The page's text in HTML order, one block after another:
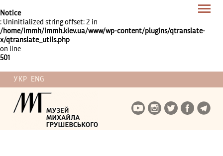
Notice
: Uninitialized string offset: 2 in
/home/immh/immh.kiev.ua/www/wp-content/plugins/qtranslate-
x/qtranslate_utils.php
on line
501
УКР ENG